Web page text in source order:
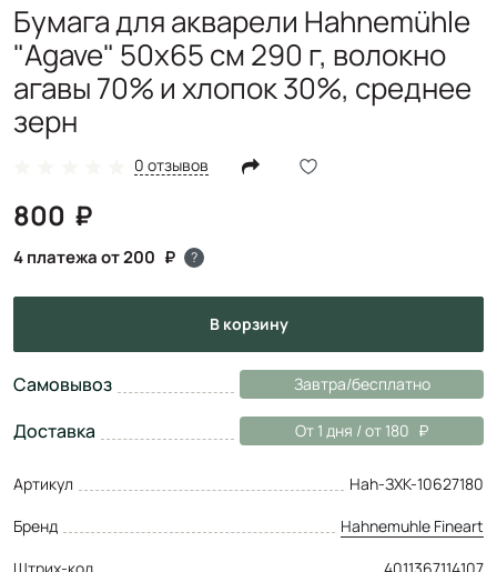
Бумага для акварели Hahnemühle
"Agave" 50х65 см 290 г, волокно
агавы 70% и хлопок 30%, среднее
зерн
0 отзывов
800
4 платежа от 200 ?
в корзину
Самовывоз Завтра/бесплатно
Доставка От 1 дня / от 180
Артикул
Hah-ЗХК-10627180
Бренд
Hahnemuhle Fineart